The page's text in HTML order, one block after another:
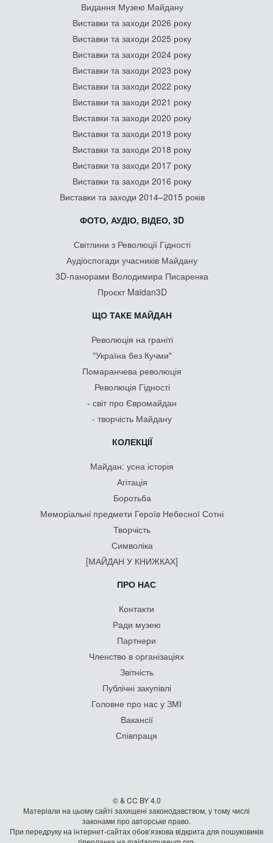
Видання Музею Майдану
Виставки та заходи 2026 року
Виставки та заходи 2025 року
Виставки та заходи 2024 року
Виставки та заходи 2023 року
Виставки та заходи 2022 року
Виставки та заходи 2021 року
Виставки та заходи 2020 року
Виставки та заходи 2019 року
Виставки та заходи 2018 року
Виставки та заходи 2017 року
Виставки та заходи 2016 року
Виставки та заходи 2014–2015 років
ФОТО, АУДІО, ВІДЕО, 3D
Світлини з Революції Гідності
Аудіоспогади учасників Майдану
3D-панорами Володимира Писаренка
Проєкт Maidan3D
ЩО ТАКЕ МАЙДАН
Революція на граніті
"Україна без Кучми"
Помаранчева революція
Революція Гідності
- світ про Євромайдан
- творчість Майдану
КОЛЕКЦІЇ
Майдан: усна історія
Агітація
Боротьба
Меморіальні предмети Героїв Небесної Сотні
Творчість
Символіка
[МАЙДАН У КНИЖКАХ]
ПРО НАС
Контакти
Ради музею
Партнери
Членство в організаціях
Звітність
Публічні закупівлі
Головне про нас у ЗМІ
Вакансії
Співпраця
© & CC BY 4.0
Матеріали на цьому сайті захищені законодавством, у тому числі
законами про авторське право.
При передруку на iнтернет-сайтах обов’язкова відкрита для пошуковиків